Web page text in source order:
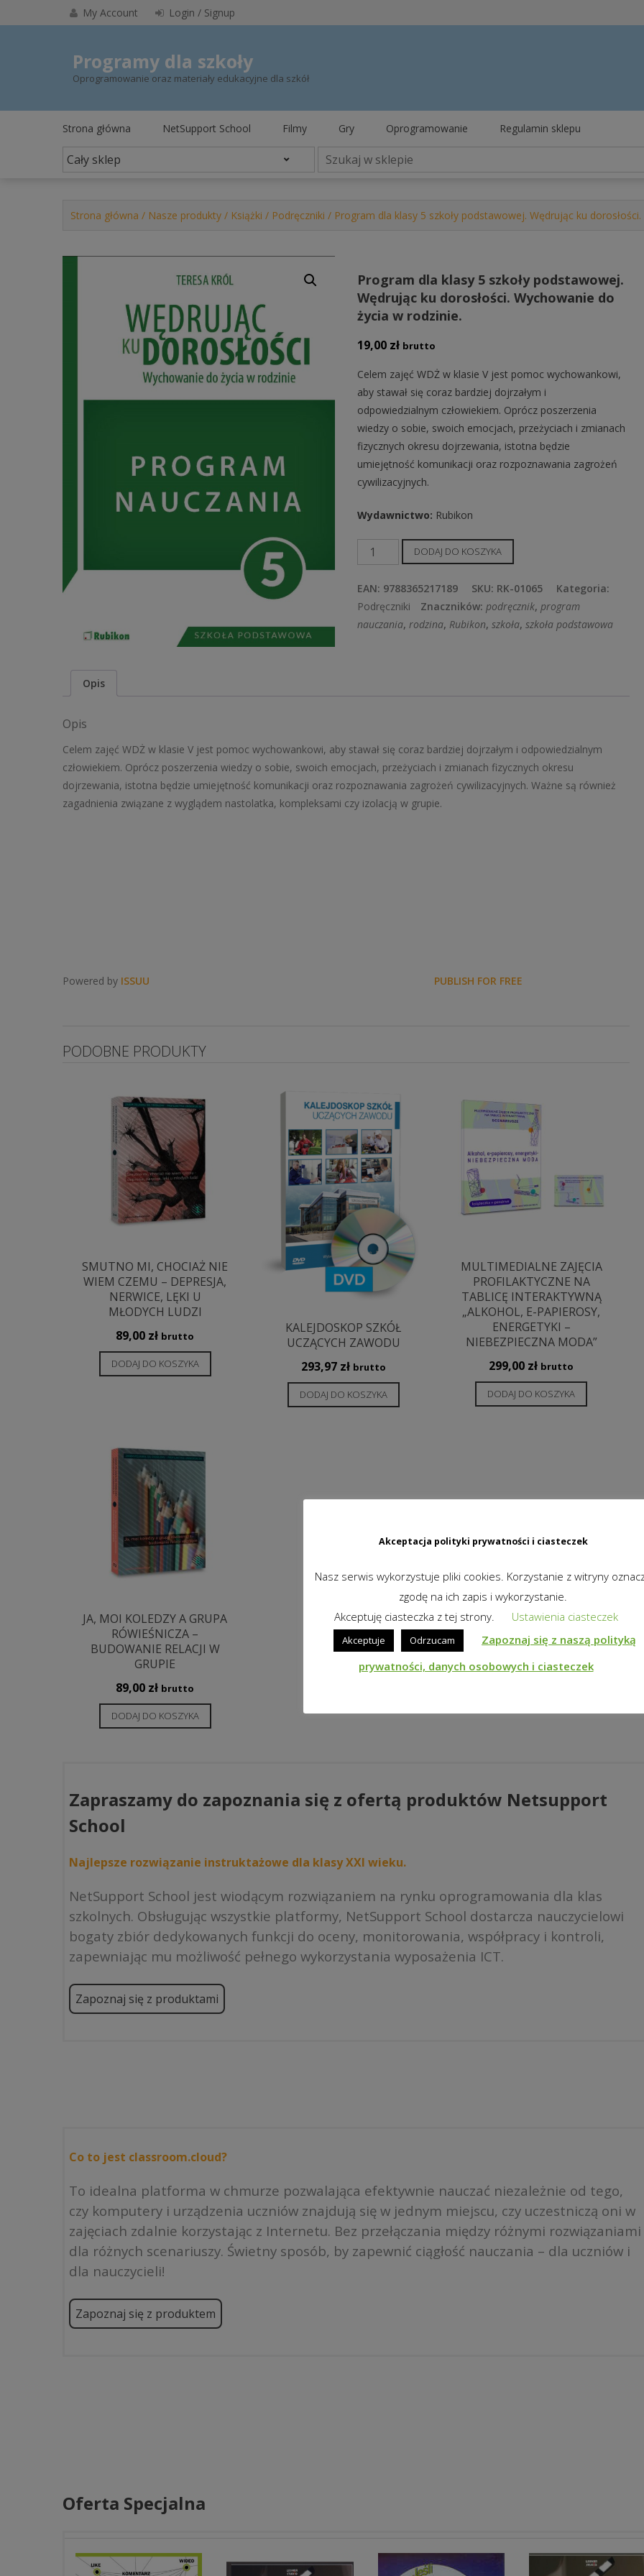
to
My Account Login / Signup
Programy dla szkoły
Oprogramowanie oraz materiały edukacyjne dla szkół
Strona główna NetSupport School Filmy Gry Oprogramowanie Regulamin sklepu
Strona główna / Nasze produkty / Książki / Podręczniki / Program dla klasy 5 szkoły podstawowej. Wędrując ku
Program dla klasy 5 szkoły podstawowej.
Wędrując ku dorosłości. Wychowanie do
życia w rodzinie.
19,00 zł brutto
Celem zajęć WDŻ w klasie V jest pomoc wychowankowi,
aby stawał się coraz bardziej dojrzałym i
odpowiedzialnym człowiekiem. Oprócz poszerzenia
wiedzy o sobie, swoich emocjach, przeżyciach i zmianach
fizycznych okresu dojrzewania, istotna będzie
umiejętność komunikacji oraz rozpoznawania zagrożeń
cywilizacyjnych.
Wydawnictwo: Rubikon
ilość
Program
dla
klasy
5
do
życia
w
rodzinie.
DODAJ DO KOSZYKA
EAN: 9788365217189 SKU: RK-01065
Kategoria:
Podręczniki
Znaczników:podręcznik,program
nauczania,rodzina, Rubikon,szkoła,szkoła podstawowa
Opis
Opis
Celem zajęć WDŻ w klasie V jest pomoc wychowankowi, aby stawał się coraz bardziej dojrzałym i odpowiedzialnym
człowiekiem. Oprócz poszerzenia wiedzy o sobie, swoich emocjach, przeżyciach i zmianach fizycznych okresu
dojrzewania, istotna będzie umiejętność komunikacji oraz rozpoznawania zagrożeń cywilizacyjnych. Ważne są również
zagadnienia związane z wyglądem nastolatka, kompleksami czy izolacją w grupie.
Powered by ISSUU PUBLISH FOR FREE
PODOBNE PRODUKTY
SMUTNO MI, CHOCIAŻ NIE
WIEM CZEMU – DEPRESJA,
NERWICE, LĘKI U
MŁODYCH LUDZI
89,00 zł brutto
DODAJ DO KOSZYKA
KALEJDOSKOP SZKÓŁ
UCZĄCYCH ZAWODU
293,97 zł brutto
DODAJ DO KOSZYKA
MULTIMEDIALNE ZAJĘCIA
PROFILAKTYCZNE NA
TABLICĘ INTERAKTYWNĄ
„ALKOHOL, E-PAPIEROSY,
ENERGETYKI –
NIEBEZPIECZNA MODA”
299,00 zł brutto
DODAJ DO KOSZYKA
JA, MOI KOLEDZY A GRUPA
RÓWIEŚNICZA –
BUDOWANIE RELACJI W
GRUPIE
89,00 zł brutto
DODAJ DO KOSZYKA
Zapraszamy do zapoznania się z ofertą produktów Netsupport
School
Najlepsze rozwiązanie instruktażowe dla klasy XXI wieku.
NetSupport School jest wiodącym rozwiązaniem na rynku oprogramowania dla klas
szkolnych. Obsługując wszystkie platformy, NetSupport School dostarcza nauczycielowi
bogaty zbiór dedykowanych funkcji do oceny, monitorowania, współpracy i kontroli,
zapewniając mu możliwość pełnego wykorzystania wyposażenia ICT.
Zapoznaj się z produktami
Co to jest classroom.cloud?
To idealna platforma w chmurze pozwalająca efektywnie nauczać niezależnie od tego,
czy komputery i urządzenia uczniów znajdują się w jednym miejscu, czy uczestniczą oni w
zajęciach zdalnie korzystając z Internetu. Bez przełączania między różnymi rozwiązaniami
dla różnych scenariuszy. Świetny sposób, by zapewnić ciągłość nauczania – dla uczniów i
dla nauczycieli!
Zapoznaj się z produktem
Oferta Specjalna
Akceptacja polityki prywatności i ciasteczek
Nasz serwis wykorzystuje pliki cookies. Korzystanie z witryny
zgodę na ich zapis i wykorzystanie.
Akceptuję ciasteczka z tej strony.
Ustawienia ciasteczek
Akceptuje Odrzucam
Zapoznaj się z naszą polityką
prywatności, danych osobowych i ciasteczek